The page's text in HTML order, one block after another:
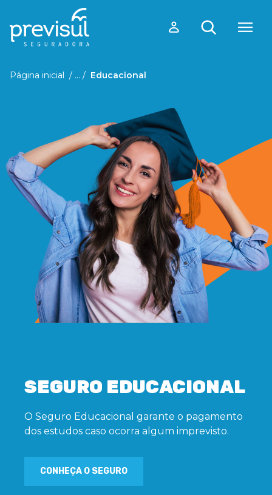
Página inicial Educacional
SEGURO EDUCACIONAL
O Seguro Educacional garante o pagamento
dos estudos caso ocorra algum imprevisto.
CONHEÇA O SEGURO